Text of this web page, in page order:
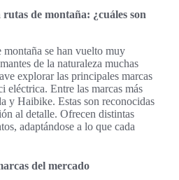
de montaña: ¿cuáles son
montaña se han vuelto muy
de la naturaleza muchas
explorar las principales marcas
eléctrica. Entre las marcas más
y Haibike. Estas son reconocidas
al detalle. Ofrecen distintas
adaptándose a lo que cada
del mercado